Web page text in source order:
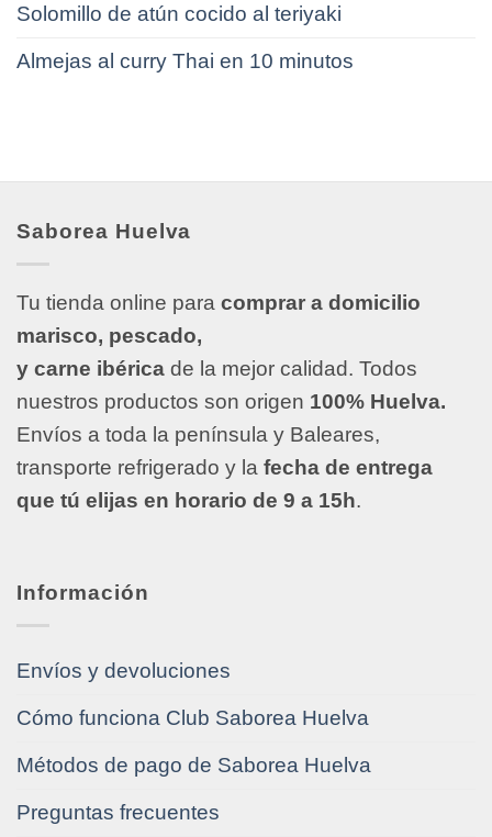
Solomillo de atún cocido al teriyaki
Almejas al curry Thai en 10 minutos
Saborea Huelva
Tu tienda online para comprar a domicilio
marisco, pescado,
y carne ibérica de la mejor calidad. Todos
nuestros productos son origen 100% Huelva.
Envíos a toda la península y Baleares,
transporte refrigerado y la fecha de entrega
que tú elijas en horario de 9 a 15h.
Información
Envíos y devoluciones
Cómo funciona Club Saborea Huelva
Métodos de pago de Saborea Huelva
Preguntas frecuentes